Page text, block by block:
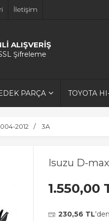
İletişim
ALIŞVERİŞ
Şifreleme
PARÇA TOYOTA
2012 3A
Isuzu D-
1.550,00
230,56 TL